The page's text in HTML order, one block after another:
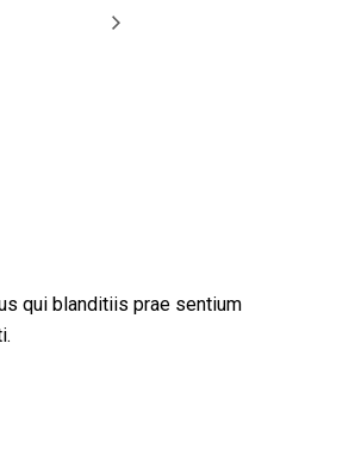
qui blanditiis prae sentium